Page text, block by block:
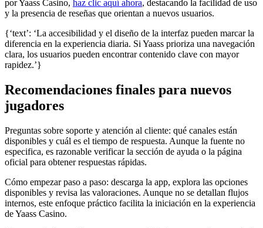
por Yaass Casino, haz clic aquí ahora, destacando la facilidad de uso
y la presencia de reseñas que orientan a nuevos usuarios.
{‘text’: ‘La accesibilidad y el diseño de la interfaz pueden marcar la
diferencia en la experiencia diaria. Si Yaass prioriza una navegación
clara, los usuarios pueden encontrar contenido clave con mayor
rapidez.’}
Recomendaciones finales para nuevos
jugadores
Preguntas sobre soporte y atención al cliente: qué canales están
disponibles y cuál es el tiempo de respuesta. Aunque la fuente no
especifica, es razonable verificar la sección de ayuda o la página
oficial para obtener respuestas rápidas.
Cómo empezar paso a paso: descarga la app, explora las opciones
disponibles y revisa las valoraciones. Aunque no se detallan flujos
internos, este enfoque práctico facilita la iniciación en la experiencia
de Yaass Casino.